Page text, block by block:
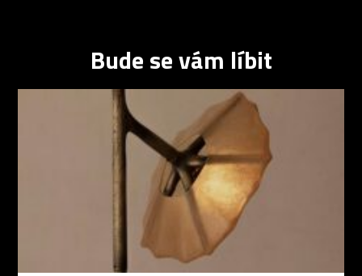
Bude se vám líbit